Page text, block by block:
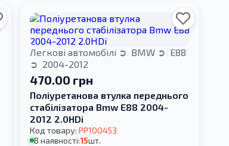
Легкові автомобілі BMW
E88
2004-2012
470.00 грн
Поліуретанова втулка переднього
стабілізатора Bmw E88 2004-
2012 2.0HDi
Код товару: PP100453
В наявності:15шт.